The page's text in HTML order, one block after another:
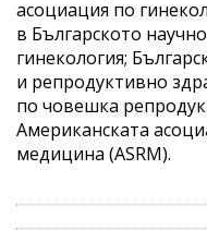
асоциация по
в Българското
гинекология;
и репродуктивно
по човешка
Американската
медицина (ASRM).